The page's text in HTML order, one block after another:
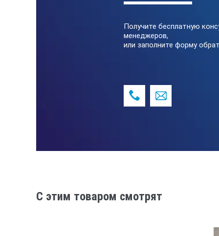
Размер корпуса (ДхШхВ)
Получите бесплатную
менеджеров,
или заполните форму
C этим товаром смотрят